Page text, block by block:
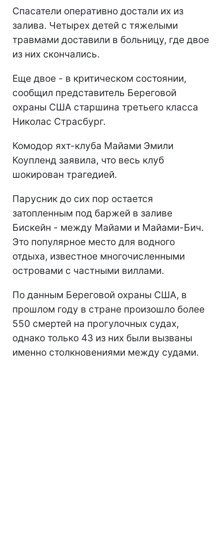
Спасатели оперативно достали их из
залива. Четырех детей с тяжелыми
травмами доставили в больницу, где двое
из них скончались.
Еще двое - в критическом состоянии,
сообщил представитель Береговой
охраны США старшина третьего класса
Николас Страсбург.
Комодор яхт-клуба Майами Эмили
Коупленд заявила, что весь клуб
шокирован трагедией.
Парусник до сих пор остается
затопленным под баржей в заливе
Бискейн - между Майами и Майами-Бич.
Это популярное место для водного
отдыха, известное многочисленными
островами с частными виллами.
По данным Береговой охраны США, в
прошлом году в стране произошло более
550 смертей на прогулочных судах,
однако только 43 из них были вызваны
именно столкновениями между судами.